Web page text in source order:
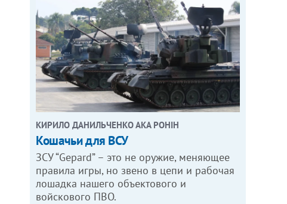
КИРИЛО ДАНИЛЬЧЕНКО АКА РОНІН
Кошачьи для ВСУ
ЗСУ “Gepard” – это не оружие, меняющее
правила игры, но звено в цепи и рабочая
лошадка нашего объектового и
войскового ПВО.